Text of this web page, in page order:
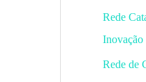
Rede
Inovação
Rede de